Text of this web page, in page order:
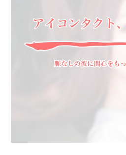
相手の状況を見る
好きアピールはほどほどに
顔を合わせる機会を増やす
清潔感のあるファッション
勉強、仕事を真面目に頑張